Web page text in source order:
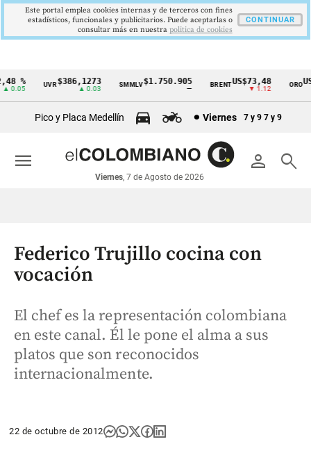
Cintillo
económicos
Colombia
% UVR$386,1273
▲ 0.03
SMMLV$1.750.905 BRENTUS$73,48
▼ 1.12
ORO
Pico y Placa Medellín Viernes 7 y 9 7 y 9
person search
Viernes, 7 de Agosto de 2026
menu
Federico Trujillo cocina con
vocación
El chef es la representación colombiana
en este canal. Él le pone el alma a sus
platos que son reconocidos
internacionalmente.
22 de octubre de 2012
Este portal emplea cookies internas y de terceros con fines
estadísticos, funcionales y publicitarios. Puede aceptarlas o
consultar más en nuestra politica de cookies
CONTINUAR